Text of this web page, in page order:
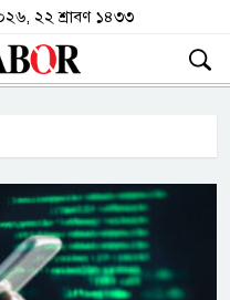
২২ শ্রাবণ ১৪৩৩